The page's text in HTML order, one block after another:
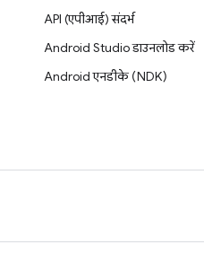
API (एपीआई) संदर्भ
Android Studio डाउनलोड करें
Android एनडीके (NDK)